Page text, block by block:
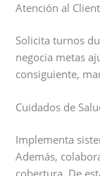
Atención al
Solicita turnos
negocia metas
consiguiente,
Cuidados de
Implementa
Además,